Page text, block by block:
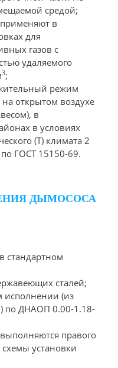
средой;
в
для
газов с
удаляемого
3;
режим
открытом воздухе
в
в условиях
(Т) климата 2
ГОСТ 15150-69.
ДЫМОСОСА
стандартном
сталей;
(из
по ДНАОП 0.00-1.18-
правого
установки